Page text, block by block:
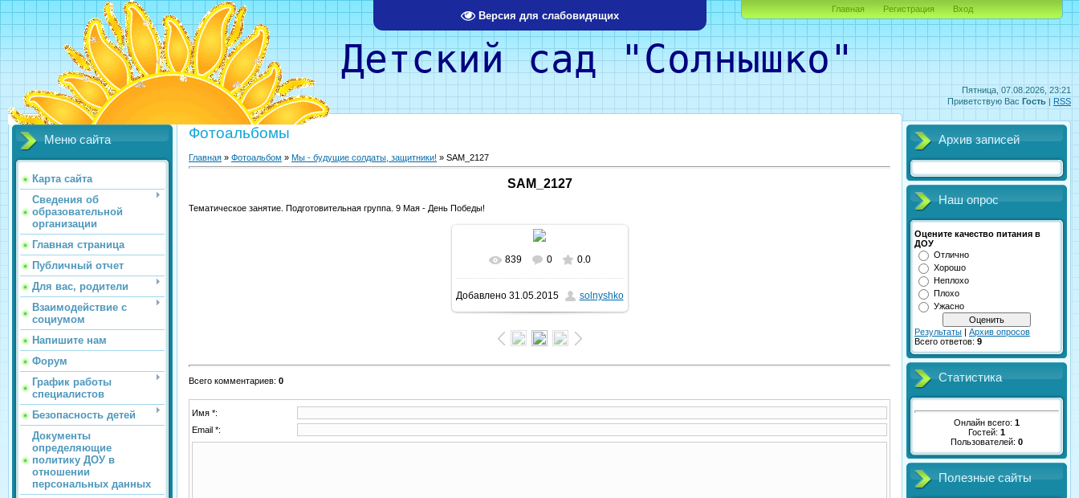
Версия для слабовидящих
Пятница, 07.08.2026, 23:21
Приветствую Вас Гость | RSS
Детский сад "Солнышко"
Главная Регистрация Вход
Меню сайта
Карта сайта
Сведения об
образовательной
организации
Главная страница
Публичный отчет
Для вас, родители
Взаимодействие с
социумом
Напишите нам
Форум
График работы
специалистов
Безопасность детей
Документы
определяющие
политику ДОУ в
отношении
персональных данных
Фотоальбомы
Главная » Фотоальбом » Мы - будущие солдаты, защитники! » SAM_2127
SAM_2127
Тематическое занятие. Подготовительная группа. 9 Мая - День Победы!
839 0 0.0
Добавлено31.05.2015 solnyshko
Всего комментариев: 0
Имя *:
Email *:
Архив записей
Наш опрос
Оцените качество питания в
ДОУ
Отлично
Хорошо
Неплохо
Плохо
Ужасно
Результаты | Архив опросов
Всего ответов: 9
Статистика
Онлайн всего: 1
Гостей: 1
Пользователей: 0
Полезные сайты